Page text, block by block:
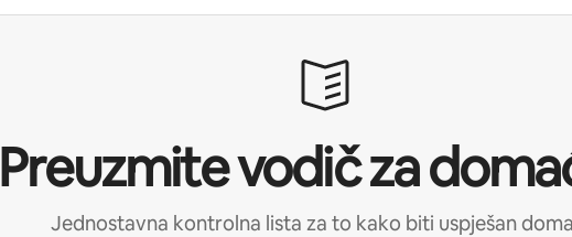
Preuzmite vodič za
Jednostavna kontrolna lista za to kako biti uspješan